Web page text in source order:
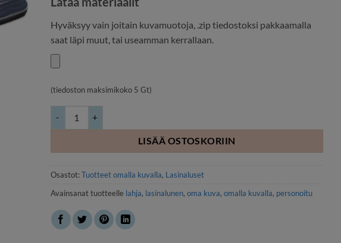
Hyväksyy vain joitain kuvamuotoja, .zip tiedostoksi pakkaamalla
saat läpi muut, tai useamman kerrallaan.
(tiedoston maksimikoko 5 Gt)
LISÄÄ OSTOSKORIIN
Osastot:Tuotteet omalla kuvalla, Lasinaluset
Avainsanat tuotteelle lahja, lasinalunen, oma kuva, omalla kuvalla, personoitu